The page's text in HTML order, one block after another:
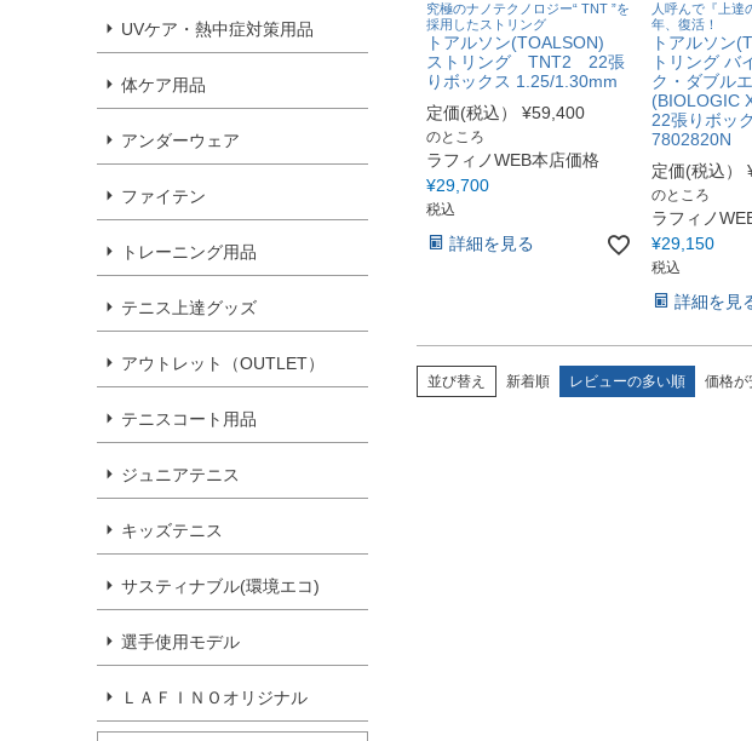
UVケア・熱中症対策用品
体ケア用品
アンダーウェア
ファイテン
トレーニング用品
テニス上達グッズ
アウトレット（OUTLET）
テニスコート用品
ジュニアテニス
キッズテニス
サスティナブル(環境エコ)
選手使用モデル
ＬＡＦＩＮＯオリジナル
究極のナノテクノロジー“ TNT ”を
採用したストリング
トアルソン(TOALSON)
ストリング TNT2 22張
りボックス 1.25/1.30mm
定価(税込）
¥59,400
のところ
ラフィノWEB本店価格
¥29,700
税込
詳細を見る
人呼んで『上達
年、復活！
トアルソン
トリング バ
ク・ダブル
(BIOLOGIC
22張りボッ
7802820N
定価(税込）
のところ
ラフィノ
¥29,150
税込
詳細を見
並び替え 新着順 レビューの多い順 価格が